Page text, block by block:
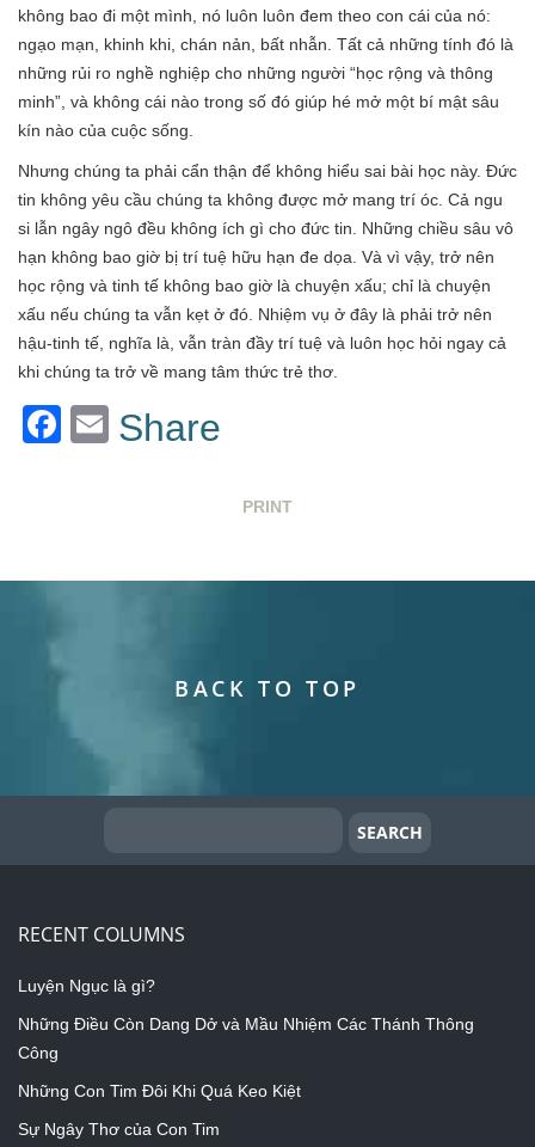
không bao đi một mình, nó luôn luôn đem theo con cái của nó:
ngạo mạn, khinh khi, chán nản, bất nhẫn. Tất cả những tính đó là
những rủi ro nghề nghiệp cho những người “học rộng và thông
minh”, và không cái nào trong số đó giúp hé mở một bí mật sâu
kín nào của cuộc sống.
Nhưng chúng ta phải cẩn thận để không hiểu sai bài học này. Đức
tin không yêu cầu chúng ta không được mở mang trí óc. Cả ngu
si lẫn ngây ngô đều không ích gì cho đức tin. Những chiều sâu vô
hạn không bao giờ bị trí tuệ hữu hạn đe dọa. Và vì vậy, trở nên
học rộng và tinh tế không bao giờ là chuyện xấu; chỉ là chuyện
xấu nếu chúng ta vẫn kẹt ở đó. Nhiệm vụ ở đây là phải trở nên
hậu-tinh tế, nghĩa là, vẫn tràn đầy trí tuệ và luôn học hỏi ngay cả
khi chúng ta trở về mang tâm thức trẻ thơ.
Facebook
Email
Share
PRINT
BACK TO TOP
RECENT COLUMNS
Luyện Ngục là gì?
Những Điều Còn Dang Dở và Mầu Nhiệm Các Thánh Thông
Công
Những Con Tim Đôi Khi Quá Keo Kiệt
Sự Ngây Thơ của Con Tim